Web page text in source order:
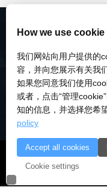
© 2018-2026 深圳市
18028922
How we use cookie
我们网站向用户提供的
容，并向您展示有关我
如果您同意我们使用
或者，点击“管理
知的信息，并选择您希
policy
Accept all cookies
Cookie settings